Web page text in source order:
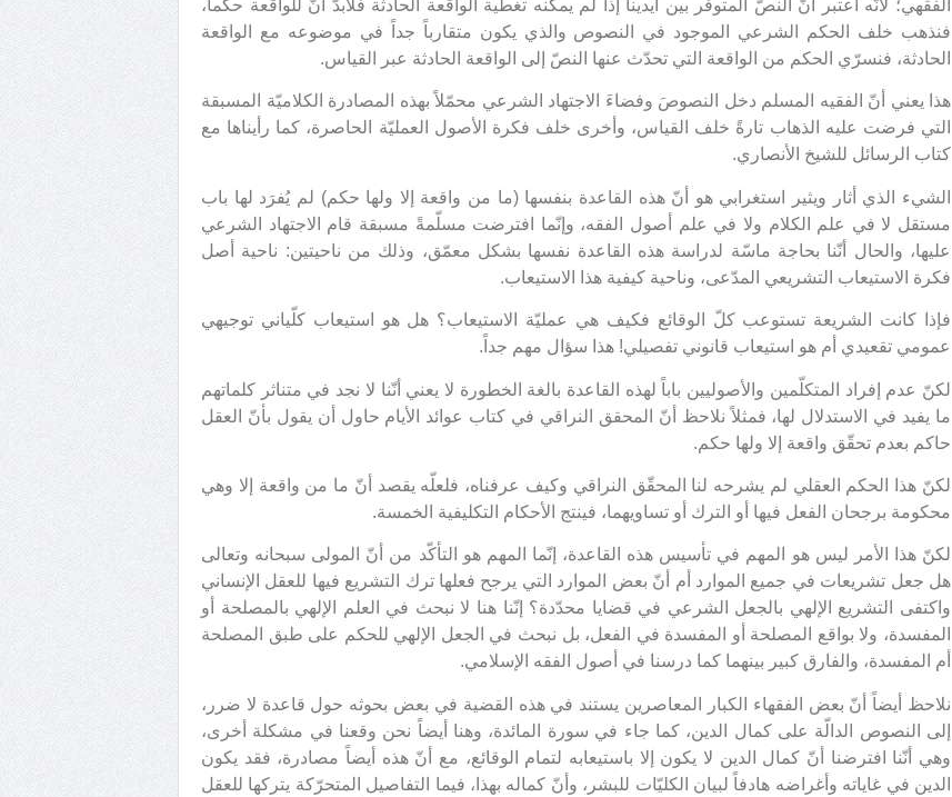
الفقهي؛ لأنّه اعتبر أنّ النصّ المتوفّر بين أيدينا إذا لم يمكنه تغطية الواقعة الحادثة فلابدّ أنّ للواقعة حكماً،
فنذهب خلف الحكم الشرعي الموجود في النصوص والذي يكون متقارباً جداً في موضوعه مع الواقعة
الحادثة، فنسرّي الحكم من الواقعة التي تحدّث عنها النصّ إلى الواقعة الحادثة عبر القياس.
هذا يعني أنّ الفقيه المسلم دخل النصوصَ وفضاءَ الاجتهاد الشرعي محمّلاً بهذه المصادرة الكلاميّة المسبقة
التي فرضت عليه الذهاب تارةً خلف القياس، وأخرى خلف فكرة الأصول العمليّة الحاصرة، كما رأيناها مع
كتاب الرسائل للشيخ الأنصاري.
الشيء الذي أثار ويثير استغرابي هو أنّ هذه القاعدة بنفسها (ما من واقعة إلا ولها حكم) لم يُفرَد لها باب
مستقل لا في علم الكلام ولا في علم أصول الفقه، وإنّما افترضت مسلّمةً مسبقة قام الاجتهاد الشرعي
عليها، والحال أنّنا بحاجة ماسّة لدراسة هذه القاعدة نفسها بشكل معمّق، وذلك من ناحيتين: ناحية أصل
فكرة الاستيعاب التشريعي المدّعى، وناحية كيفية هذا الاستيعاب.
فإذا كانت الشريعة تستوعب كلّ الوقائع فكيف هي عمليّة الاستيعاب؟ هل هو استيعاب كلّياني توجيهي
عمومي تقعيدي أم هو استيعاب قانوني تفصيلي! هذا سؤال مهم جداً.
لكنّ عدم إفراد المتكلّمين والأصوليين باباً لهذه القاعدة بالغة الخطورة لا يعني أنّنا لا نجد في متناثر كلماتهم
ما يفيد في الاستدلال لها، فمثلاً نلاحظ أنّ المحقق النراقي في كتاب عوائد الأيام حاول أن يقول بأنّ العقل
حاكم بعدم تحقّق واقعة إلا ولها حكم.
لكنّ هذا الحكم العقلي لم يشرحه لنا المحقّق النراقي وكيف عرفناه، فلعلّه يقصد أنّ ما من واقعة إلا وهي
محكومة برجحان الفعل فيها أو الترك أو تساويهما، فينتج الأحكام التكليفية الخمسة.
لكنّ هذا الأمر ليس هو المهم في تأسيس هذه القاعدة، إنّما المهم هو التأكّد من أنّ المولى سبحانه وتعالى
هل جعل تشريعات في جميع الموارد أم أنّ بعض الموارد التي يرجح فعلها ترك التشريع فيها للعقل الإنساني
واكتفى التشريع الإلهي بالجعل الشرعي في قضايا محدّدة؟ إنّنا هنا لا نبحث في العلم الإلهي بالمصلحة أو
المفسدة، ولا بواقع المصلحة أو المفسدة في الفعل، بل نبحث في الجعل الإلهي للحكم على طبق المصلحة
أم المفسدة، والفارق كبير بينهما كما درسنا في أصول الفقه الإسلامي.
نلاحظ أيضاً أنّ بعض الفقهاء الكبار المعاصرين يستند في هذه القضية في بعض بحوثه حول قاعدة لا ضرر،
إلى النصوص الدالّة على كمال الدين، كما جاء في سورة المائدة، وهنا أيضاً نحن وقعنا في مشكلة أخرى،
وهي أنّنا افترضنا أنّ كمال الدين لا يكون إلا باستيعابه لتمام الوقائع، مع أنّ هذه أيضاً مصادرة، فقد يكون
الدين في غاياته وأغراضه هادفاً لبيان الكليّات للبشر، وأنّ كماله بهذا، فيما التفاصيل المتحرّكة يتركها للعقل